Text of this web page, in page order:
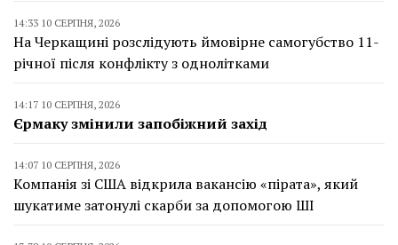
14:33 10 СЕРПНЯ, 2026
На Черкащині розслідують ймовірне самогубство 11-
річної після конфлікту з однолітками
14:17 10 СЕРПНЯ, 2026
Єрмаку змінили запобіжний захід
14:07 10 СЕРПНЯ, 2026
Компанія зі США відкрила вакансію «пірата», який
шукатиме затонулі скарби за допомогою ШІ